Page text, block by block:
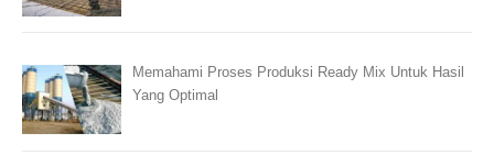
Memahami Proses Produksi Ready Mix Untuk Hasil
Yang Optimal